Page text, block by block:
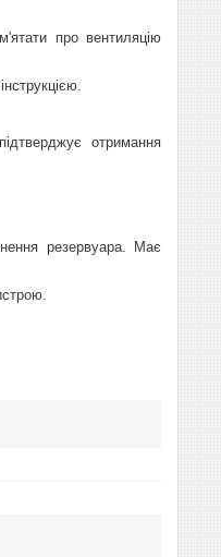
про вентиляцію
отримання
резервуара. Має